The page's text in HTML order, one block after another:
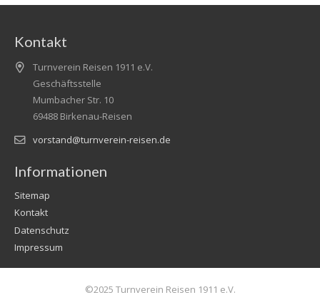
Kontakt
Turnverein Reisen 1911 e.V.
Geschäftsstelle
Mumbacher Str. 10
69488 Birkenau-Reisen
vorstand@turnverein-reisen.de
Informationen
Sitemap
Kontakt
Datenschutz
Impressum
©2025 Turnverein Reisen 1911 e.V.